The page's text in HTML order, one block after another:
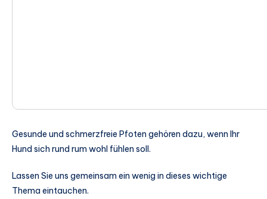
Gesunde und schmerzfreie Pfoten gehören dazu, wenn Ihr
Hund sich rund rum wohl fühlen soll.
Lassen Sie uns gemeinsam ein wenig in dieses wichtige
Thema eintauchen.